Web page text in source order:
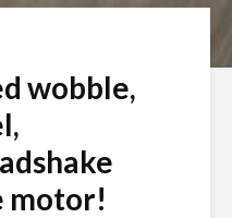
wobble,
motor!